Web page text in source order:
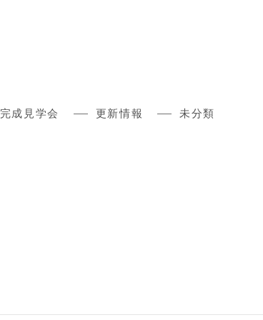
完成見学会 更新情報 未分類